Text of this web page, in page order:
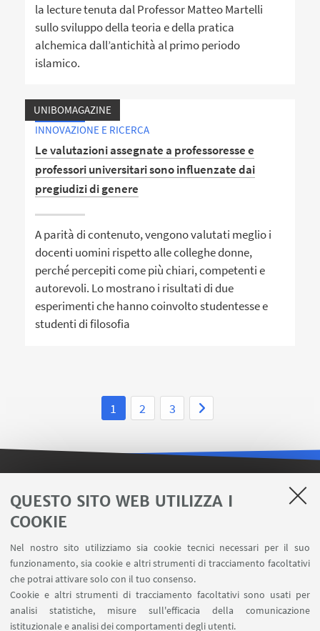
QUESTO SITO WEB UTILIZZA I
COOKIE
Nel nostro sito utilizziamo sia cookie tecnici necessari per il suo
funzionamento, sia cookie e altri strumenti di tracciamento facoltativi
che potrai attivare solo con il tuo consenso.
Cookie e altri strumenti di tracciamento facoltativi sono usati per
analisi statistiche, misure sull'efficacia della comunicazione
istituzionale e analisi dei comportamenti degli utenti.
la lecture tenuta dal Professor Matteo Martelli
sullo sviluppo della teoria e della pratica
alchemica dall’antichità al primo periodo
islamico.
UNIBOMAGAZINE
INNOVAZIONE E RICERCA
Le valutazioni assegnate a professoresse e
professori universitari sono influenzate dai
pregiudizi di genere
A parità di contenuto, vengono valutati meglio i
docenti uomini rispetto alle colleghe donne,
perché percepiti come più chiari, competenti e
autorevoli. Lo mostrano i risultati di due
esperimenti che hanno coinvolto studentesse e
studenti di filosofia
1 2 3
LINK UTILI
Area riservata FILO
U-Web Missioni
AlmaEsami
AlmaWifi
Proxy: connessione da remoto